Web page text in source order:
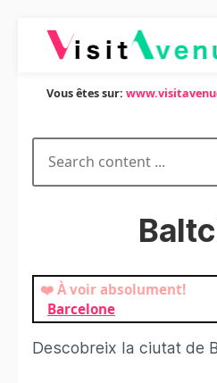
Vous êtes sur:
❤️ À voir absolument!
Barcelone
Descobreix la ciutat de